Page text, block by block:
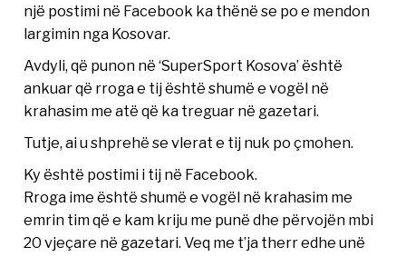
një postimi në Facebook ka thënë se po e mendon
largimin nga Kosovar.
Avdyli, që punon në ‘SuperSport Kosova’ është
ankuar që rroga e tij është shumë e vogël në
krahasim me atë që ka treguar në gazetari.
Tutje, ai u shprehë se vlerat e tij nuk po çmohen.
Ky është postimi i tij në Facebook.
Rroga ime është shumë e vogël në krahasim me
emrin tim që e kam kriju me punë dhe përvojën mbi
20 vjeçare në gazetari. Veq me t’ja therr edhe unë